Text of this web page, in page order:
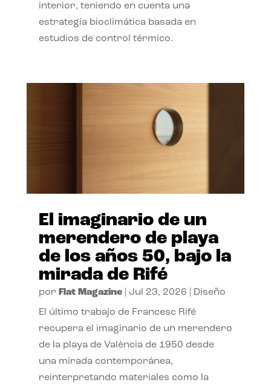
interior, teniendo en cuenta una
estrategia bioclimática basada en
estudios de control térmico.
El imaginario de un
merendero de playa
de los años 50, bajo la
mirada de Rifé
por Flat Magazine| Jul 23, 2026 Diseño
El último trabajo de Francesc Rifé
recupera el imaginario de un merendero
de la playa de València de 1950 desde
una mirada contemporánea,
reinterpretando materiales como la